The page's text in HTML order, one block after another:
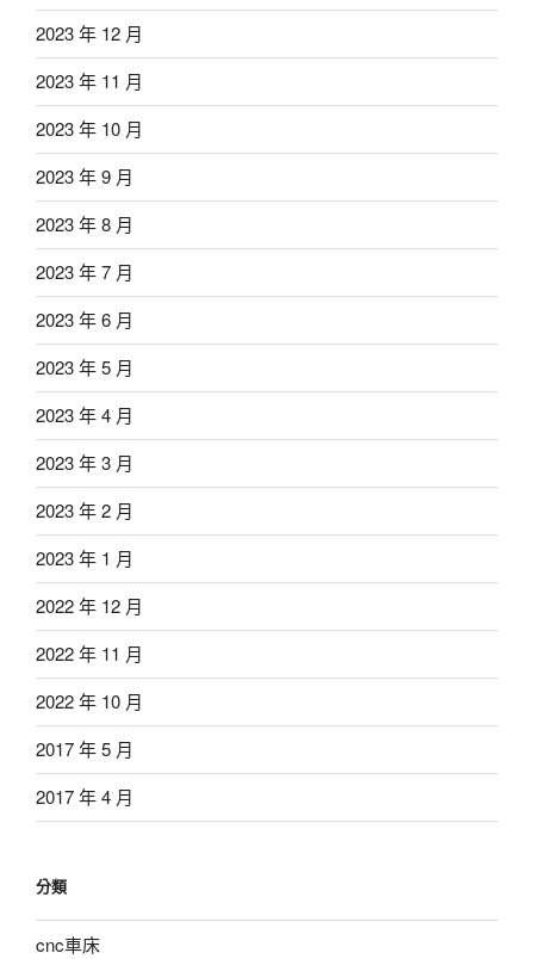
2023 年 12 月
2023 年 11 月
2023 年 10 月
2023 年 9 月
2023 年 8 月
2023 年 7 月
2023 年 6 月
2023 年 5 月
2023 年 4 月
2023 年 3 月
2023 年 2 月
2023 年 1 月
2022 年 12 月
2022 年 11 月
2022 年 10 月
2017 年 5 月
2017 年 4 月
分類
cnc車床